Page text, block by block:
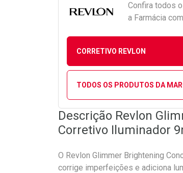
Confira todos
a Farmácia
CORRETIVO REVLON
TODOS OS PRODUTOS DA
Descrição Revlon
Corretivo Iluminador
O Revlon Glimmer Brightening
corrige imperfeições e adiciona